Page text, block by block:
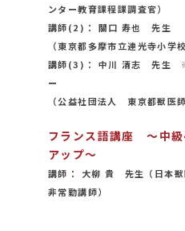
ンター教育課程課調査官）
講師(2)： 關口 寿也 先生
（東京都多摩市立連光寺小学
講師(3)： 中川 清志 先生 ※
ー
（公益社団法人 東京都獣医師
フランス語講座 ～中級
アップ～
講師： 大柳 貴 先生（日本獣
非常勤講師）